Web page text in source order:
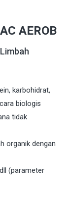
AEROB
karbohidrat,
biologis
tidak
organik dengan
(parameter